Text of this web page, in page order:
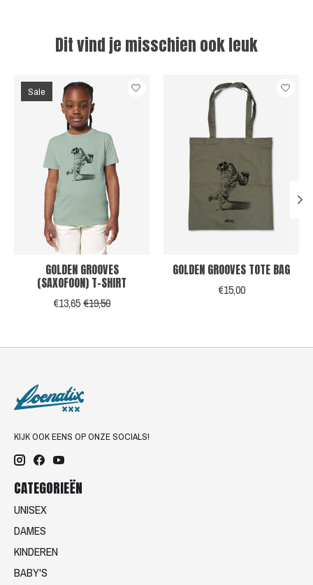
Dit vind je misschien ook leuk
Items van productcarrousel
Sale
GOLDEN GROOVES
(SAXOFOON) T-SHIRT
€13,65€19,50
GOLDEN GROOVES TOTE BAG
€15,00
KIJK OOK EENS OP ONZE SOCIALS!
CATEGORIEËN
UNISEX
DAMES
KINDEREN
BABY'S